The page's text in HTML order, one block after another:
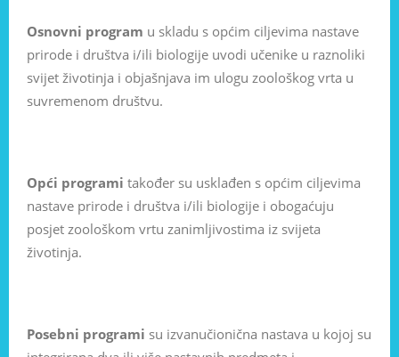
Osnovni program u skladu s općim ciljevima nastave
prirode i društva i/ili biologije uvodi učenike u raznoliki
svijet životinja i objašnjava im ulogu zoološkog vrta u
suvremenom društvu.
Opći programi također su usklađen s općim ciljevima
nastave prirode i društva i/ili biologije i obogaćuju
posjet zoološkom vrtu zanimljivostima iz svijeta
životinja.
Posebni programi su izvanučionična nastava u kojoj su